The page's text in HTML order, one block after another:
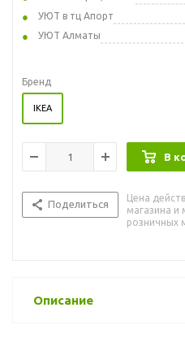
УЮТ в тц Апорт
УЮТ Алматы
Бренд
IKEA
В
Поделиться
Цена
магазина и
розничных
Описание